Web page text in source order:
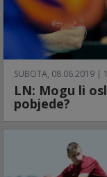
SUBOTA, 08.06.2019 |
LN: Mogu li
pobjede?